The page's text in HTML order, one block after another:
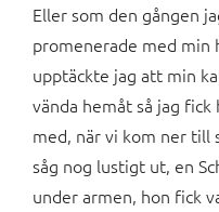
Eller som den gången
promenerade med min
upptäckte jag att min
vända hemåt så jag
med, när vi kom ner till
såg nog lustigt ut, en
under armen, hon fick